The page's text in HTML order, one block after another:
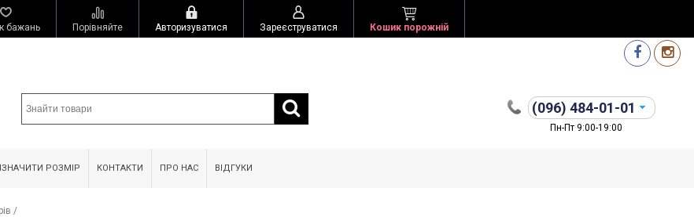
бажань Порівняйте Авторизуватися Зареєструватися Кошик порожній
(096) 484-01-01
Пн-Пт 9:00-19:00
РОЗМІР КОНТАКТИ ПРО НАС ВІДГУКИ
/